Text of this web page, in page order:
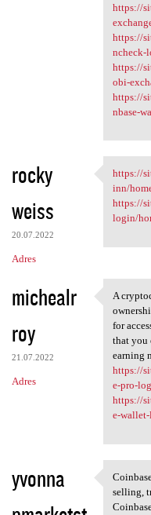
https://
https://
ncheck-
https://
obi-
https://
nbase-
rocky
weiss
20.07.2022
Adres
https://
https://
inn/
https://
login/
michealr
roy
21.07.2022
Adres
A
A
for
that you
earning
https://
e-pro-
https://
e-
yvonna
selling,